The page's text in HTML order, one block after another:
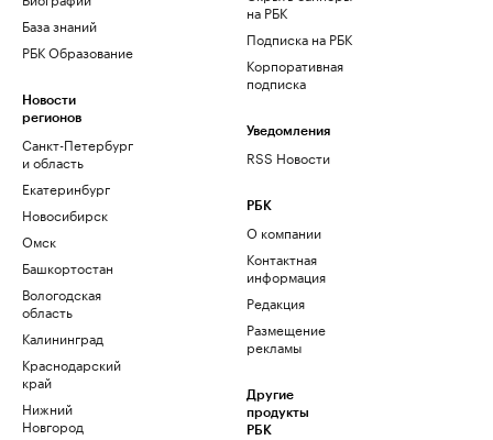
База знаний
РБК Образование
Новости
регионов
Санкт-Петербург
и область
Екатеринбург
Новосибирск
Омск
Башкортостан
Вологодская
область
Калининград
Краснодарский
край
Нижний
Новгород
на РБК
Подписка на РБК
Корпоративная
подписка
Уведомления
RSS Новости
РБК
О компании
Контактная
информация
Редакция
Размещение
рекламы
Другие
продукты
РБК